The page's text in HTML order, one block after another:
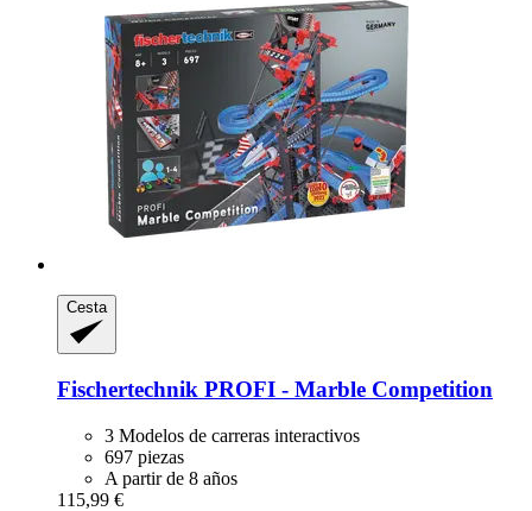
Cesta
Fischertechnik PROFI -​ Marble Competition
3 Modelos de carreras interactivos
697 piezas
A partir de 8 años
115,99 €